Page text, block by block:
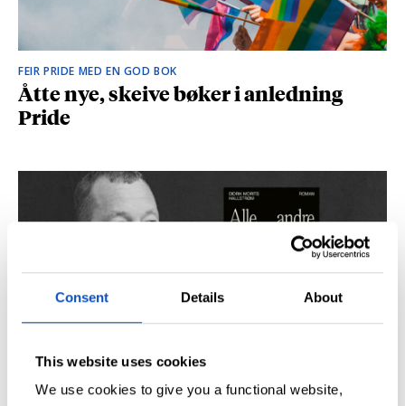
Consent Details About
This website uses cookies
We use cookies to give you a functional website,
FEIR PRIDE MED EN GOD BOK
Åtte nye, skeive bøker i anledning
Pride
SÅ DU NRK-DOKUMENTAREN «AGENTEN»?
Didrik M. Hallstrøm: – Alt det med CIA